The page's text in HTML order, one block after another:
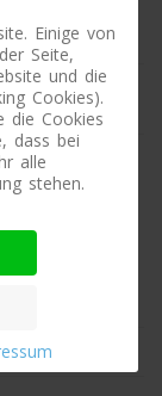
Einige von
Seite,
und die
Cookies).
die Cookies
dass bei
alle
stehen.